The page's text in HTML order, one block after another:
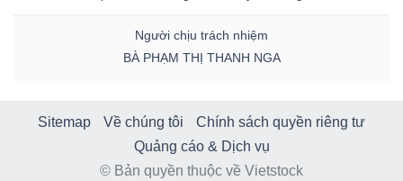
Người chịu trách nhiệm
BÀ PHẠM THỊ THANH NGA
Sitemap Về chúng tôi
Chính sách quyền riêng tư
Quảng cáo & Dịch vụ
© Bản quyền thuộc về Vietstock